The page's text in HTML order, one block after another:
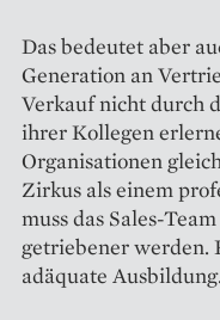
Das bedeutet aber
Generation an
Verkauf nicht durch
ihrer Kollegen
Organisationen
Zirkus als einem
muss das Sales-
getriebener werden.
adäquate Ausbildung.